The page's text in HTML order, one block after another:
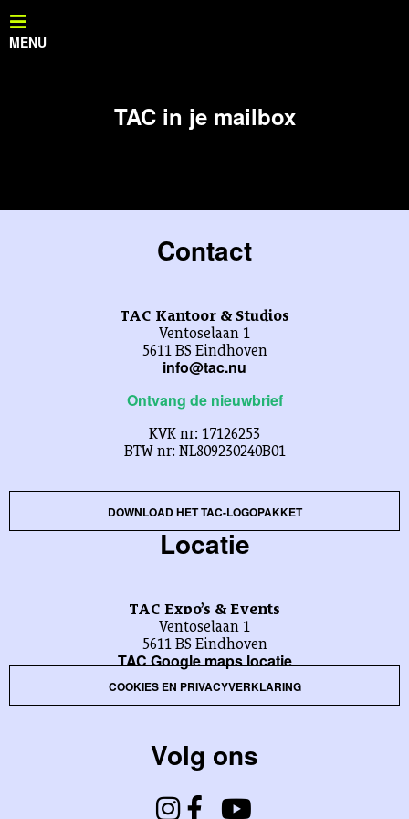
TAC in je mailbox
Contact
TAC Kantoor & Studios
Ventoselaan 1
5611 BS Eindhoven
info@tac.nu
Ontvang de nieuwbrief
KVK nr: 17126253
BTW nr: NL809230240B01
DOWNLOAD HET TAC-LOGOPAKKET
Locatie
TAC Expo’s & Events
Ventoselaan 1
5611 BS Eindhoven
TAC Google maps locatie
COOKIES EN PRIVACYVERKLARING
Volg ons